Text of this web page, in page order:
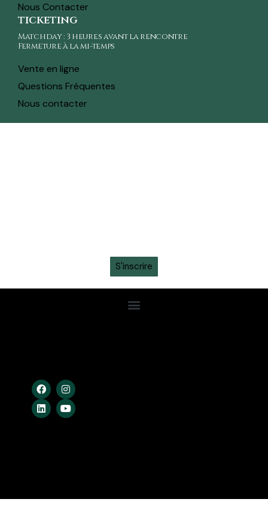
Nous Contacter
ticketing
Matchday : 3 heures avant la rencontre
Fermeture à la mi-temps
Vente en ligne
Questions Fréquentes
Nous contacter
S'inscrire